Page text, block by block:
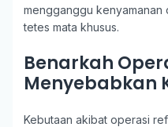
mengganggu
tetes mata khusus.
Benarkah
Menyebabkan
Kebutaan akibat operasi